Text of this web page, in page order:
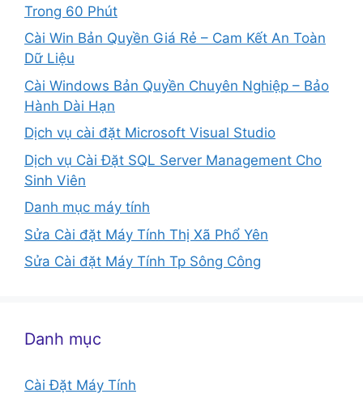
Trong 60 Phút
Cài Win Bản Quyền Giá Rẻ – Cam Kết An Toàn
Dữ Liệu
Cài Windows Bản Quyền Chuyên Nghiệp – Bảo
Hành Dài Hạn
Dịch vụ cài đặt Microsoft Visual Studio
Dịch vụ Cài Đặt SQL Server Management Cho
Sinh Viên
Danh mục máy tính
Sửa Cài đặt Máy Tính Thị Xã Phổ Yên
Sửa Cài đặt Máy Tính Tp Sông Công
Danh mục
Cài Đặt Máy Tính